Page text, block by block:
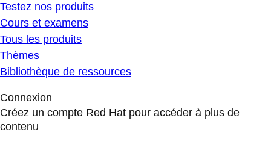
Testez nos produits
Cours et examens
Tous les produits
Thèmes
Bibliothèque de ressources
Connexion
Créez un compte Red Hat pour accéder à plus de
contenu